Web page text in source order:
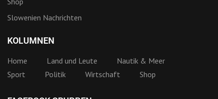
Slowenien Nachrichten
KOLUMNEN
Home Land und Leute
Nautik & Meer
Sport
Politik Wirtschaft Shop